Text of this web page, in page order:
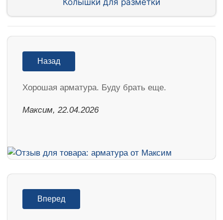
Назад
Хорошая арматура. Буду брать еще.
Максим, 22.04.2026
Вперед